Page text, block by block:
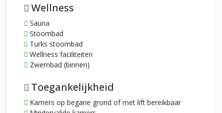
Wellness
Sauna
Stoombad
Turks stoombad
Wellness faciliteiten
Zwembad (binnen)
Toegankelijkheid
Kamers op begane grond of met lift bereikbaar